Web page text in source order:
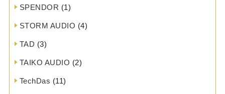
SPENDOR (1)
STORM AUDIO (4)
TAD (3)
TAIKO AUDIO (2)
TechDas (11)